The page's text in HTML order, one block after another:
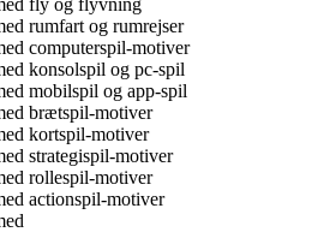
rumfart og rumrejser
computerspil-motiver
konsolspil og pc-spil
mobilspil og app-spil
brætspil-motiver
kortspil-motiver
strategispil-motiver
rollespil-motiver
actionspil-motiver